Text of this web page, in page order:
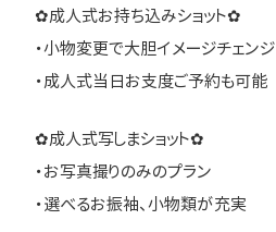
✿成人式お持ち込みショット✿
・小物変更で大胆イメージチェンジ
・成人式当日お支度ご予約も可能
✿成人式写しまショット✿
・お写真撮りのみのプラン
・選べるお振袖、小物類が充実